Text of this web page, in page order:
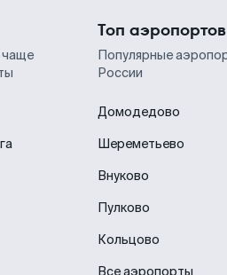
чаще
Топ аэропортов
Популярные
России
Домодедово
Шереметьево
Внуково
Пулково
Кольцово
Все аэропорты